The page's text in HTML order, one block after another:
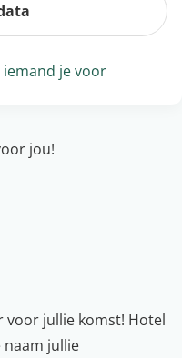
voor jullie komst! Hotel
naam jullie
iemand je voor
jou!